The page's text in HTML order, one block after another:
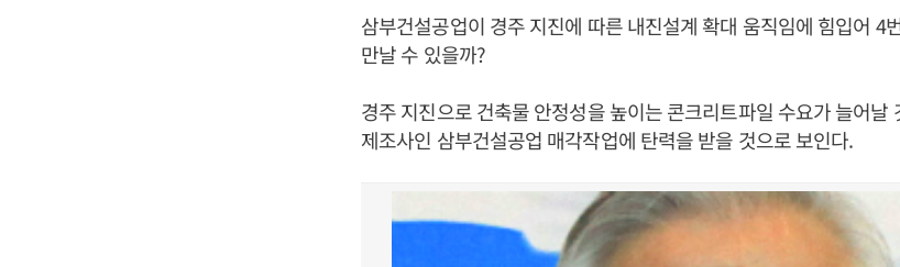
삼부건설공업이 경주 지진에 따른 내진설계 확대 움직임에 힘입어 4
만날 수 있을까?
경주 지진으로 건축물 안정성을 높이는 콘크리트파일 수요가 늘어날
제조사인 삼부건설공업 매각작업에 탄력을 받을 것으로 보인다.